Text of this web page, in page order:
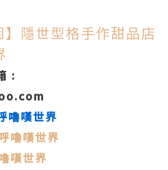
】隱世型格手作甜品店
:
嚕嘆世界
嚕嘆世界
嘆世界